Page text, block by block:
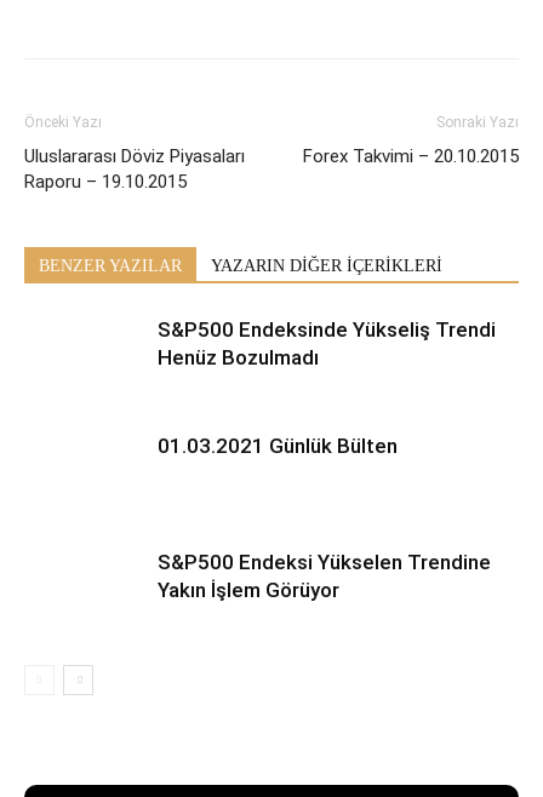
Önceki Yazı
Uluslararası Döviz Piyasaları
Raporu – 19.10.2015
Sonraki Yazı
Forex Takvimi – 20.10.2015
BENZER YAZILAR YAZARIN DİĞER İÇERİKLERİ
S&P500 Endeksinde Yükseliş Trendi
Henüz Bozulmadı
01.03.2021 Günlük Bülten
S&P500 Endeksi Yükselen Trendine
Yakın İşlem Görüyor